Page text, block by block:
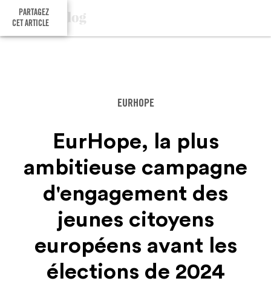
PARTAGEZ
CET ARTICLE
EURHOPE
EurHope, la plus
ambitieuse campagne
d'engagement des
jeunes citoyens
européens avant les
élections de 2024